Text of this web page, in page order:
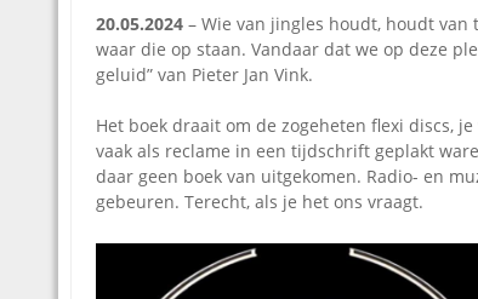
20.05.2024 – Wie van jingles houdt, houdt
waar die op staan. Vandaar dat we op deze
geluid” van Pieter Jan Vink.
Het boek draait om de zogeheten flexi discs,
vaak als reclame in een tijdschrift geplakt
daar geen boek van uitgekomen. Radio- en
gebeuren. Terecht, als je het ons vraagt.